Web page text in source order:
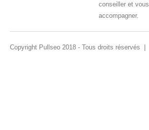
conseiller et vous
accompagner.
Copyright Pullseo 2018 - Tous droits réservés |